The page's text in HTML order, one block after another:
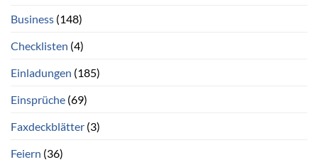
Business (148)
Checklisten (4)
Einladungen (185)
Einsprüche (69)
Faxdeckblätter (3)
Feiern (36)